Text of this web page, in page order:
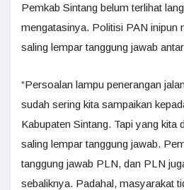
Pemkab Sintang belum terlihat
mengatasinya. Politisi PAN inipun
saling lempar tanggung jawab
“Persoalan lampu penerangan
sudah sering kita sampaikan
Kabupaten Sintang. Tapi yang kita
saling lempar tanggung jawab.
tanggung jawab PLN, dan PLN
sebaliknya. Padahal, masyarakat